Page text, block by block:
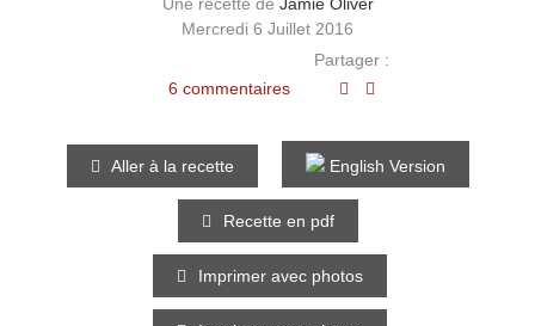
Une recette de Jamie Oliver
Mercredi 6 Juillet 2016
6 commentaires
Partager :
Aller à la recette English Version
Recette en pdf
Imprimer avec photos